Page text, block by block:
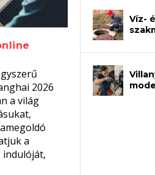
ezeket a gépeket?
felvételi? Tanulj
kódban – amikor
leszek?
kapcsolódj ki telefon
2026
a világ
a
indulóját,
Víz-